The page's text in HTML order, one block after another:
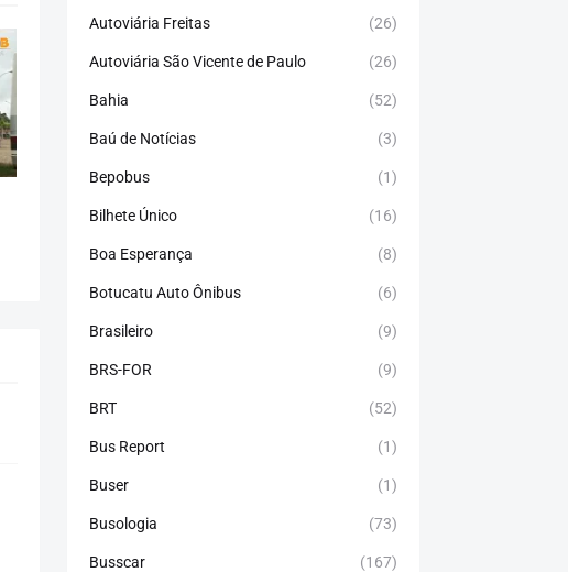
Autoviária Freitas (26)
Autoviária São Vicente de Paulo (26)
Bahia (52)
Baú de Notícias (3)
Bepobus (1)
Bilhete Único (16)
Boa Esperança (8)
Botucatu Auto Ônibus (6)
Brasileiro (9)
BRS-FOR (9)
BRT (52)
Bus Report (1)
Buser (1)
Busologia (73)
Busscar (167)